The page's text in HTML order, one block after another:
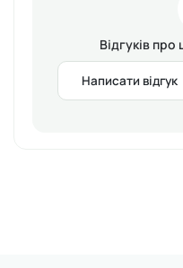
Відгуків
Написати відгук